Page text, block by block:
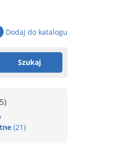
Dodaj do katalogu
Szukaj
(21)